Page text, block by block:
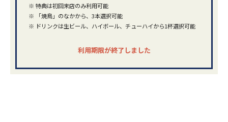
※ 特典は初回来店のみ利用可能
※
「焼鳥」のなかから、3本選択可能
※ ドリンクは生ビール、ハイボール、チューハイから1杯選択可能
利用期限が終了しました